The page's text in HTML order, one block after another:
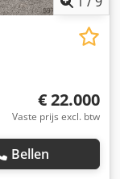
€ 22.000
Vaste prijs excl. btw
Bellen